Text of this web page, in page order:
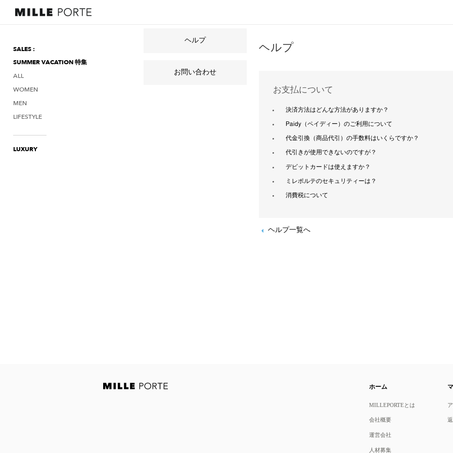
SALES :
SUMMER VACATION 特集
ALL
WOMEN
MEN
LIFESTYLE
LUXURY
ヘルプ
お問い合わせ
ヘルプ
お支払について
決済方法はどんな方法がありますか？
Paidy（ペイディー）のご利用について
代金引換（商品代引）の手数料はいくらですか？
代引きが使用できないのですが？
デビットカードは使えますか？
ミレポルテのセキュリティーは？
消費税について
ヘルプ一覧へ
ホーム
MILLEPORTEとは
会社概要
運営会社
人材募集